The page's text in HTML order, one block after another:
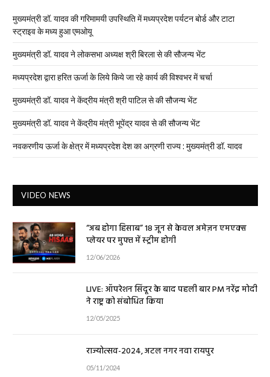
मुख्यमंत्री डॉ. यादव की गरिमामयी उपस्थिति में मध्यप्रदेश पर्यटन बोर्ड और टाटा
स्ट्राइव के मध्य हुआ एमओयू
मुख्यमंत्री डॉ. यादव ने लोकसभा अध्यक्ष श्री बिरला से की सौजन्य भेंट
मध्यप्रदेश द्वारा हरित ऊर्जा के लिये किये जा रहे कार्य की विश्वभर में चर्चा
मुख्यमंत्री डॉ. यादव ने केंद्रीय मंत्री श्री पाटिल से की सौजन्य भेंट
मुख्यमंत्री डॉ. यादव ने केंद्रीय मंत्री भूपेंद्र यादव से की सौजन्य भेंट
नवकरणीय ऊर्जा के क्षेत्र में मध्यप्रदेश देश का अग्रणी राज्य : मुख्यमंत्री डॉ. यादव
VIDEO NEWS
“अब होगा हिसाब” 18 जून से केवल अमेज़न एमएक्स
प्लेयर पर मुफ्त में स्ट्रीम होगी
12/06/2026
LIVE: ऑपरेशन सिंदूर के बाद पहली बार PM नरेंद्र मोदी
ने राष्ट्र को संबोधित किया
12/05/2025
राज्योत्सव-2024, अटल नगर नवा रायपुर
05/11/2024